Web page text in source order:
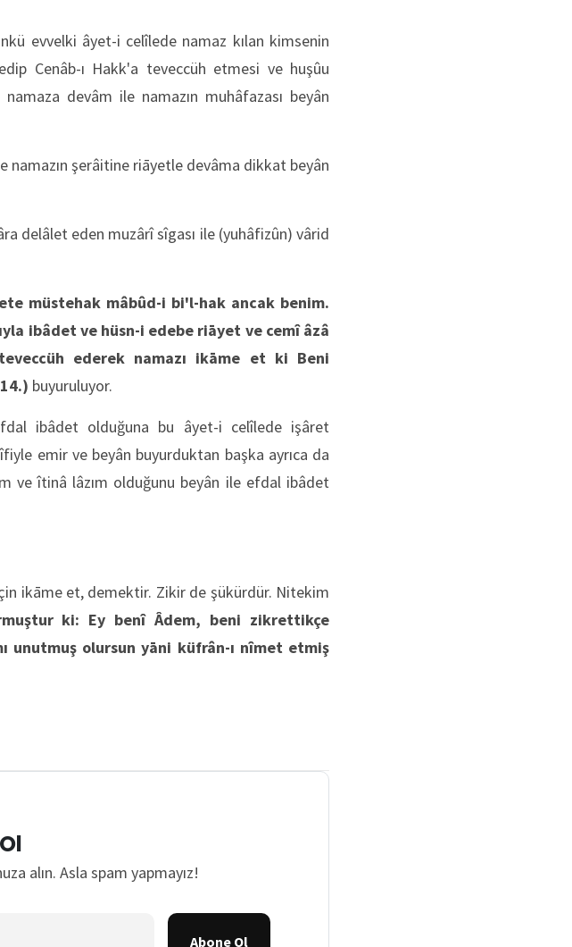
evvelki âyet-i celîlede namaz kılan kimsenin
Cenâb-ı Hakk'a teveccüh etmesi ve huşûu
devâm ile namazın muhâfazası beyân
şerâitine riāyetle devâma dikkat beyân
delâlet eden muzârî sîgası ile (yuhâfizûn) vârid
müstehak mâbûd-i bi'l-hak ancak benim.
ibâdet ve hüsn-i edebe riāyet ve cemî âzâ
ederek namazı ikāme et ki Beni
buyuruluyor.
ibâdet olduğuna bu âyet-i celîlede işâret
emir ve beyân buyurduktan başka ayrıca da
ve îtinâ lâzım olduğunu beyân ile efdal ibâdet
ikāme et, demektir. Zikir de şükürdür. Nitekim
ki: Ey benî Âdem, beni zikrettikçe
unutmuş olursun yāni küfrân-ı nîmet etmiş
alın. Asla spam yapmayız!
Abone Ol